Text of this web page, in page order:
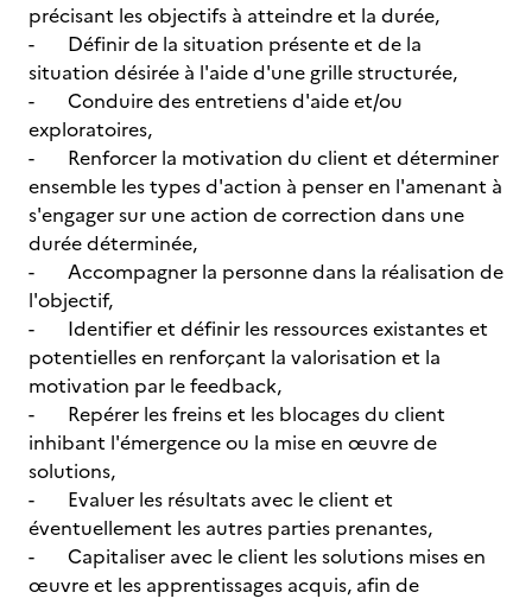
précisant les objectifs à atteindre et la durée,
- Définir de la situation présente et de la
situation désirée à l'aide d'une grille structurée,
- Conduire des entretiens d'aide et/ou
exploratoires,
- Renforcer la motivation du client et déterminer
ensemble les types d'action à penser en l'amenant à
s'engager sur une action de correction dans une
durée déterminée,
- Accompagner la personne dans la réalisation de
l'objectif,
- Identifier et définir les ressources existantes et
potentielles en renforçant la valorisation et la
motivation par le feedback,
- Repérer les freins et les blocages du client
inhibant l'émergence ou la mise en œuvre de
solutions,
- Evaluer les résultats avec le client et
éventuellement les autres parties prenantes,
- Capitaliser avec le client les solutions mises en
œuvre et les apprentissages acquis, afin de